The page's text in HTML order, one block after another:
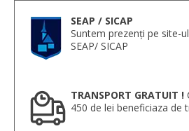
SEAP / SICAP
Suntem prezenți pe site-
SEAP/ SICAP
TRANSPORT GRATUIT !
450 de lei beneficiaza de